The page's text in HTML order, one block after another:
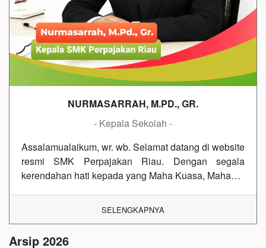
NURMASARRAH, M.PD., GR.
- Kepala Sekolah -
Assalamualaikum, wr. wb. Selamat datang di website
resmi SMK Perpajakan Riau. Dengan segala
kerendahan hati kepada yang Maha Kuasa, Maha…
SELENGKAPNYA
Arsip 2026